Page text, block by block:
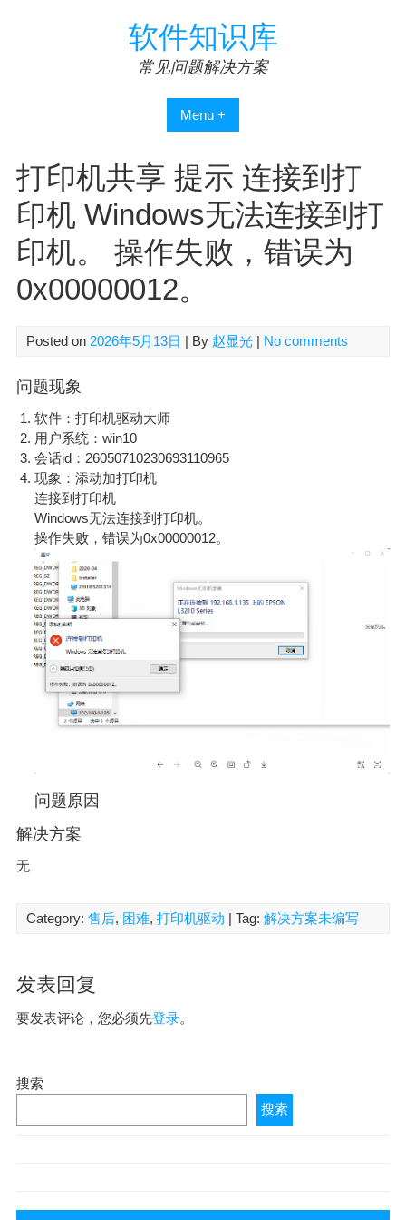
软件知识库
常见问题解决方案
Menu +
打印机共享 提示 连接到打
印机 Windows无法连接到打
印机。 操作失败，错误为
0x00000012。
Posted on 2026年5月13日 | By 赵显光| No comments
问题现象
软件：打印机驱动大师
用户系统：win10
会话id：26050710230693110965
现象：添动加打印机
连接到打印机
Windows无法连接到打印机。
操作失败，错误为0x00000012。
问题原因
解决方案
无
Category: 售后, 困难, 打印机驱动 | Tag: 解决方案未编写
发表回复
要发表评论，您必须先登录。
搜索
搜索